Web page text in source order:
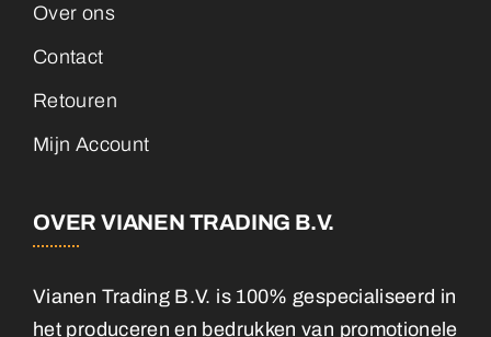
Over ons
Contact
Retouren
Mijn Account
OVER VIANEN TRADING B.V.
Vianen Trading B.V. is 100% gespecialiseerd in
het produceren en bedrukken van promotionele